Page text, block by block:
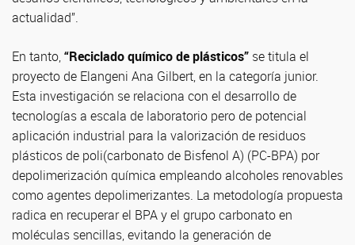
actualidad”.
En tanto,“Reciclado químico de plásticos” se titula el
proyecto de Elangeni Ana Gilbert, en la categoría junior.
Esta investigación se relaciona con el desarrollo de
tecnologías a escala de laboratorio pero de potencial
aplicación industrial para la valorización de residuos
plásticos de poli(carbonato de Bisfenol A) (PC-BPA) por
depolimerización química empleando alcoholes renovables
como agentes depolimerizantes. La metodología propuesta
radica en recuperar el BPA y el grupo carbonato en
moléculas sencillas, evitando la generación de